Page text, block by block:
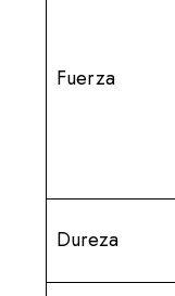
Fuerza
Dureza